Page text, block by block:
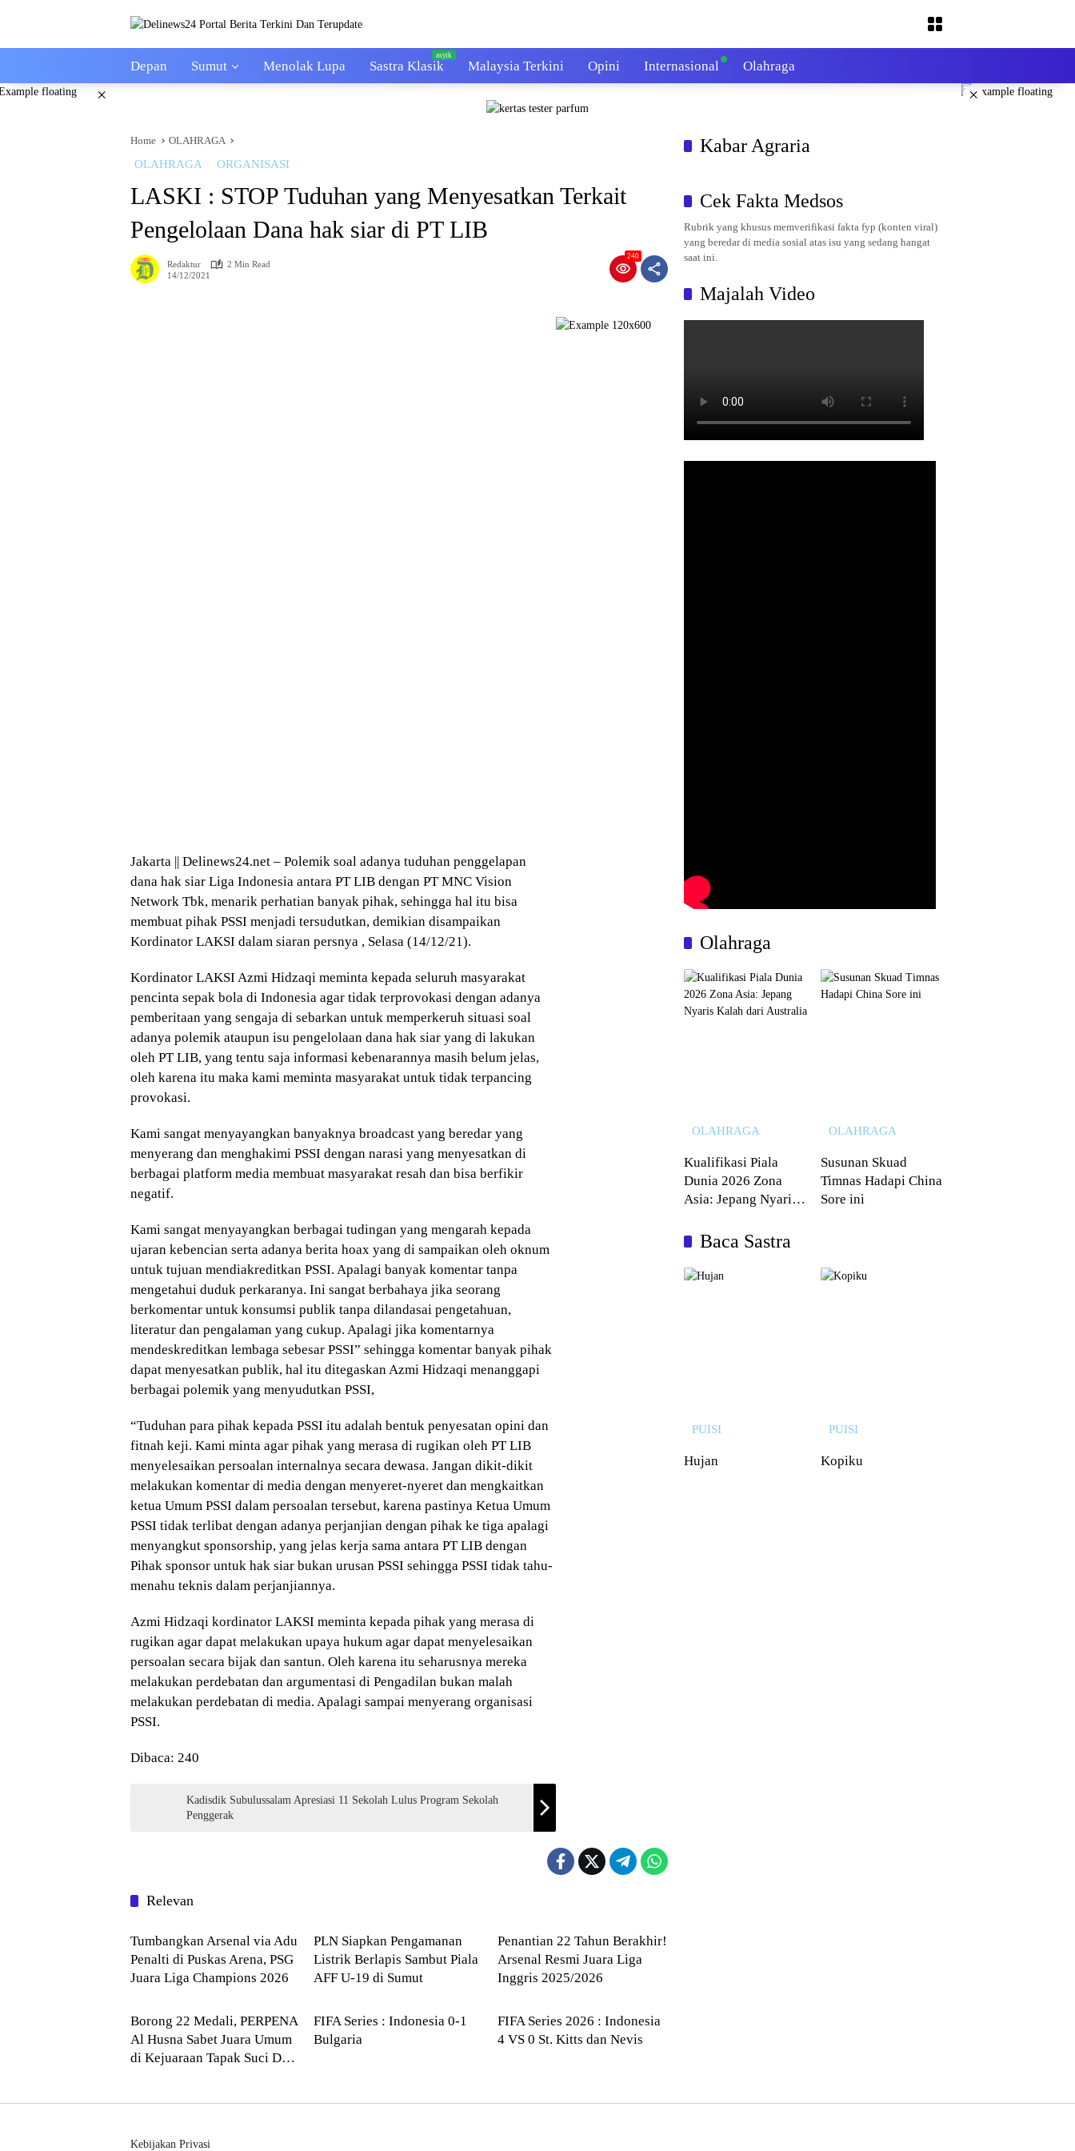
Depan Sumut Menolak Lupa Sastra Klasik Malaysia Terkini Opini Internasional Olahraga
× ×
Home OLAHRAGA
OLAHRAGA ORGANISASI
LASKI : STOP Tuduhan yang Menyesatkan Terkait
Pengelolaan Dana hak siar di PT LIB
Redaktur
2 Min Read
14/12/2021
240
Jakarta || Delinews24.net – Polemik soal adanya tuduhan penggelapan
dana hak siar Liga Indonesia antara PT LIB dengan PT MNC Vision
Network Tbk, menarik perhatian banyak pihak, sehingga hal itu bisa
membuat pihak PSSI menjadi tersudutkan, demikian disampaikan
Kordinator LAKSI dalam siaran persnya , Selasa (14/12/21).
Kordinator LAKSI Azmi Hidzaqi meminta kepada seluruh masyarakat
pencinta sepak bola di Indonesia agar tidak terprovokasi dengan adanya
pemberitaan yang sengaja di sebarkan untuk memperkeruh situasi soal
adanya polemik ataupun isu pengelolaan dana hak siar yang di lakukan
oleh PT LIB, yang tentu saja informasi kebenarannya masih belum jelas,
oleh karena itu maka kami meminta masyarakat untuk tidak terpancing
provokasi.
Kami sangat menyayangkan banyaknya broadcast yang beredar yang
menyerang dan menghakimi PSSI dengan narasi yang menyesatkan di
berbagai platform media membuat masyarakat resah dan bisa berfikir
negatif.
Kami sangat menyayangkan berbagai tudingan yang mengarah kepada
ujaran kebencian serta adanya berita hoax yang di sampaikan oleh oknum
untuk tujuan mendiakreditkan PSSI. Apalagi banyak komentar tanpa
mengetahui duduk perkaranya. Ini sangat berbahaya jika seorang
berkomentar untuk konsumsi publik tanpa dilandasai pengetahuan,
literatur dan pengalaman yang cukup. Apalagi jika komentarnya
mendeskreditkan lembaga sebesar PSSI” sehingga komentar banyak pihak
dapat menyesatkan publik, hal itu ditegaskan Azmi Hidzaqi menanggapi
berbagai polemik yang menyudutkan PSSI,
“Tuduhan para pihak kepada PSSI itu adalah bentuk penyesatan opini dan
fitnah keji. Kami minta agar pihak yang merasa di rugikan oleh PT LIB
menyelesaikan persoalan internalnya secara dewasa. Jangan dikit-dikit
melakukan komentar di media dengan menyeret-nyeret dan mengkaitkan
ketua Umum PSSI dalam persoalan tersebut, karena pastinya Ketua Umum
PSSI tidak terlibat dengan adanya perjanjian dengan pihak ke tiga apalagi
menyangkut sponsorship, yang jelas kerja sama antara PT LIB dengan
Pihak sponsor untuk hak siar bukan urusan PSSI sehingga PSSI tidak tahu-
menahu teknis dalam perjanjiannya.
Azmi Hidzaqi kordinator LAKSI meminta kepada pihak yang merasa di
rugikan agar dapat melakukan upaya hukum agar dapat menyelesaikan
persoalan secara bijak dan santun. Oleh karena itu seharusnya mereka
melakukan perdebatan dan argumentasi di Pengadilan bukan malah
melakukan perdebatan di media. Apalagi sampai menyerang organisasi
PSSI.
Dibaca: 240
Kadisdik Subulussalam Apresiasi 11 Sekolah Lulus Program Sekolah
Penggerak
Relevan
Internasional
Tumbangkan Arsenal via Adu
Penalti di Puskas Arena, PSG
Juara Liga Champions 2026
PLN Siapkan Pengamanan
Listrik Berlapis Sambut Piala
AFF U-19 di Sumut
Penantian 22 Tahun Berakhir!
Arsenal Resmi Juara Liga
Inggris 2025/2026
--> Sumatera Utara
Borong 22 Medali, PERPENA
Al Husna Sabet Juara Umum
di Kejuaraan Tapak Suci Deli
FIFA Series : Indonesia 0-1
Bulgaria
OLAHRAGA
FIFA Series 2026 : Indonesia
4 VS 0 St. Kitts dan Nevis
Kabar Agraria
Cek Fakta Medsos
Rubrik yang khusus memverifikasi fakta fyp (konten viral)
yang beredar di media sosial atas isu yang sedang hangat
saat ini.
Majalah Video
Olahraga
OLAHRAGA
Kualifikasi Piala
Dunia 2026 Zona
Asia: Jepang Nyaris
OLAHRAGA
Susunan Skuad
Timnas Hadapi China
Sore ini
Baca Sastra
PUISI
Hujan
PUISI
Kopiku
Kebijakan Privasi